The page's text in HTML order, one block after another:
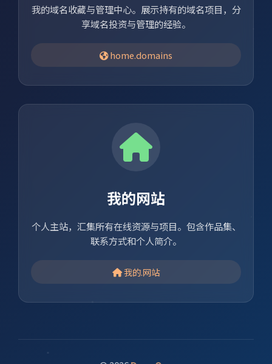
我的域名收藏与管理中心。展示持有的域名项目，分
享域名投资与管理的经验。
home.domains
我的网站
个人主站，汇集所有在线资源与项目。包含作品集、
联系方式和个人简介。
我的.网站